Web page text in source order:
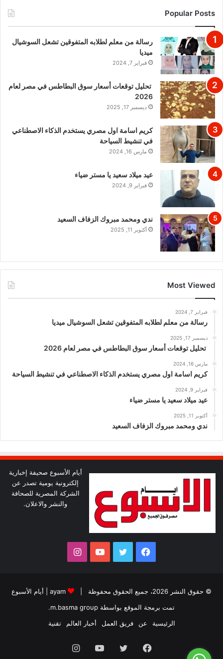
Popular Posts
رسالة من معلم لطلابه المتفوقين تشعل السوشيال
ميديا
فبراير 7, 2024
تحليل توقعات أسعار سوق البطاطس في مصر لعام
2026
ديسمبر 17, 2025
كريم اسامة اول مصري يستخدم الذكاء الاصطناعي
في تنشيط السياحة
مارس 16, 2024
عيد ميلاد سعيد يا مستر ضياء
فبراير 9, 2024
ندي ومحمد مبروك الزفاف السعيد
أكتوبر 11, 2025
Most Viewed
فبراير 7, 2024
رسالة من معلم لطلابه المتفوقين تشعل السوشيال ميديا
ديسمبر 17, 2025
تحليل توقعات أسعار سوق البطاطس في مصر لعام 2026
مارس 16, 2024
كريم اسامة اول مصري يستخدم الذكاء الاصطناعي في تنشيط السياحة
فبراير 9, 2024
عيد ميلاد سعيد يا مستر ضياء
أكتوبر 11, 2025
ندي ومحمد مبروك الزفاف السعيد
أيام الأسبوع صحيفة إخبارية
إلكترونية يومية تصدر عن
الشركة المصرية للصحافة
والنشر والاعلان.
فيسبوك تويتر يوتيوبانستقرام
© حقوق النشر 2026، جميع الحقوق محفوظة | ayam
أيام الأسبوع
تمت برمجة الموقع بواسطة m.basma group
.
الرئيسية
عن فريق العمل أخبار العالم تقنية
فيسبوك تويتر يوتيوبانستقرام